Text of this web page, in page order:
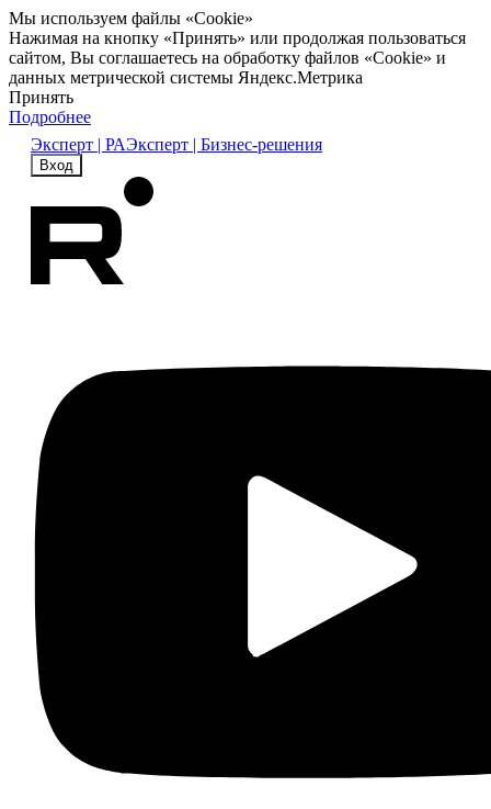
Мы используем файлы «Cookie»
Нажимая на кнопку «Принять» или продолжая пользоваться
сайтом, Вы соглашаетесь на обработку файлов «Cookie» и
данных метрической системы Яндекс.Метрика
Принять
Подробнее
Эксперт | РАЭксперт | Бизнес-решения
Вход